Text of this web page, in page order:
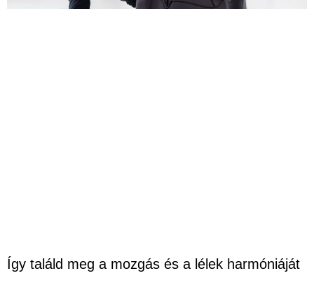
Így találd meg a mozgás és a lélek harmóniáját